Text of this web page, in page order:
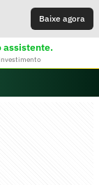
Baixe agora
assistente.